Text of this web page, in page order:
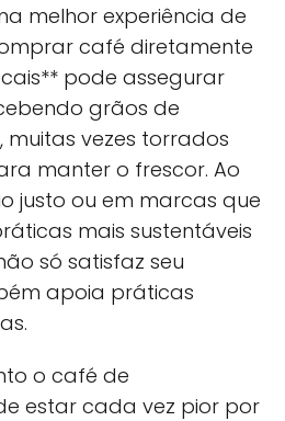
melhor experiência de
café diretamente
pode assegurar
grãos de
vezes torrados
manter o frescor. Ao
justo ou em marcas que
mais sustentáveis
só satisfaz seu
apoia práticas
o café de
estar cada vez pior por